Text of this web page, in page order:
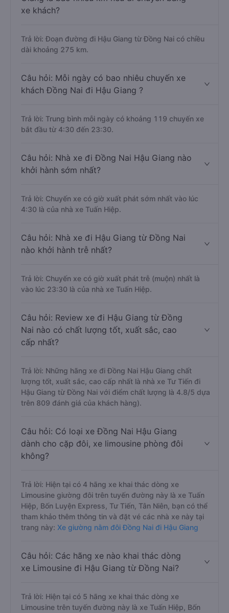
xe khách?
Trả lời: Đoạn đường đi Hậu Giang từ Đồng Nai có chiều
dài khoảng 275 km.
Câu hỏi: Mỗi ngày có bao nhiêu chuyến xe
khách Đồng Nai đi Hậu Giang ?
Trả lời: Trung bình mỗi ngày có khoảng 119 chuyến xe
bắt đầu từ 4:30 đến 23:30.
Câu hỏi: Nhà xe đi Đồng Nai Hậu Giang nào
khởi hành sớm nhất?
Trả lời: Chuyến xe có giờ xuất phát sớm nhất vào lúc
4:30 là của nhà xe Tuấn Hiệp.
Câu hỏi: Nhà xe đi Hậu Giang từ Đồng Nai
nào khởi hành trễ nhất?
Trả lời: Chuyến xe có giờ xuất phát trễ (muộn) nhất là
vào lúc 23:30 là của nhà xe Tuấn Hiệp.
Câu hỏi: Review xe đi Hậu Giang từ Đồng
Nai nào có chất lượng tốt, xuất sắc, cao
cấp nhất?
Trả lời: Những hãng xe đi Đồng Nai Hậu Giang chất
lượng tốt, xuất sắc, cao cấp nhất là nhà xe Tư Tiến đi
Hậu Giang từ Đồng Nai với điểm chất lượng là 4.8/5 dựa
trên 809 đánh giá của khách hàng).
Câu hỏi: Có loại xe Đồng Nai Hậu Giang
dành cho cặp đôi, xe limousine phòng đôi
không?
Trả lời: Hiện tại có 4 hãng xe khai thác dòng xe
Limousine giường đôi trên tuyến đường này là xe Tuấn
Hiệp, Bốn Luyện Express, Tư Tiến, Tân Niên, bạn có thể
tham khảo thêm thông tin và đặt vé các nhà xe này tại
trang này: Xe giường nằm đôi Đồng Nai đi Hậu Giang
Câu hỏi: Các hãng xe nào khai thác dòng
xe Limousine đi Hậu Giang từ Đồng Nai?
Trả lời: Hiện tại có 5 hãng xe khai thác dòng xe
Limousine trên tuyến đường này là xe Tuấn Hiệp, Bốn